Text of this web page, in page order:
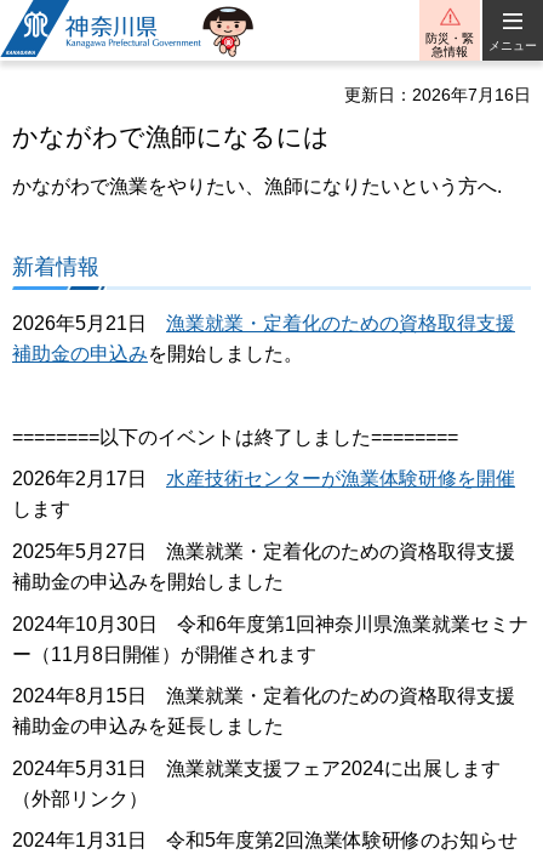
神奈川県
防災・緊
急情報
メニュー
更新日：2026年7月16日
かながわで漁師になるには
かながわで漁業をやりたい、漁師になりたいという方へ.
新着情報
2026年5月21日 漁業就業・定着化のための資格取得支援
補助金の申込みを開始しました。
========以下のイベントは終了しました========
2026年2月17日 水産技術センターが漁業体験研修を開催
します
2025年5月27日 漁業就業・定着化のための資格取得支援
補助金の申込みを開始しました
2024年10月30日 令和6年度第1回神奈川県漁業就業セミナ
ー（11月8日開催）が開催されます
2024年8月15日 漁業就業・定着化のための資格取得支援
補助金の申込みを延長しました
2024年5月31日 漁業就業支援フェア2024に出展します
（外部リンク）
2024年1月31日 令和5年度第2回漁業体験研修のお知らせ